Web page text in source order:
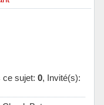
ce sujet: 0, Invité(s):